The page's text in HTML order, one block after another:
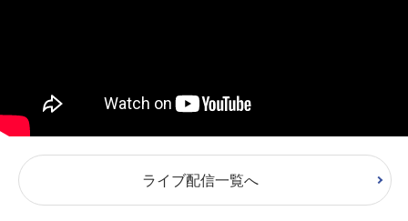
ライブ配信一覧へ